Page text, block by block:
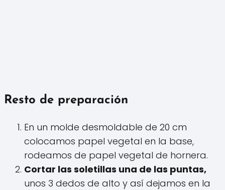
Resto de preparación
En un molde desmoldable de 20 cm
colocamos papel vegetal en la base,
rodeamos de papel vegetal de hornera.
Cortar las soletillas una de las puntas,
unos 3 dedos de alto y así dejamos en la